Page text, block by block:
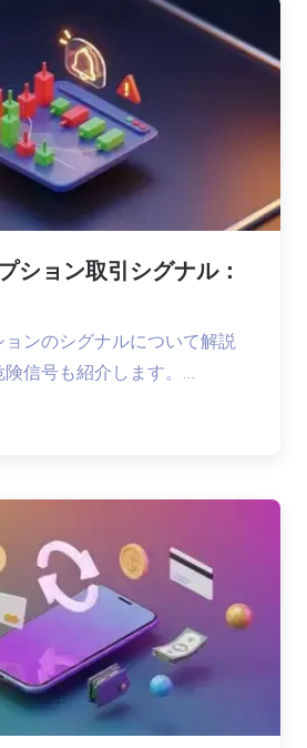
ション取引シグナル：
ンのシグナルについて解説
険信号も紹介します。…